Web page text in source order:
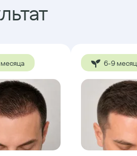
6-9